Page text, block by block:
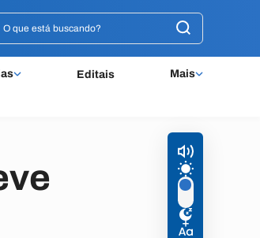
Editais Mais